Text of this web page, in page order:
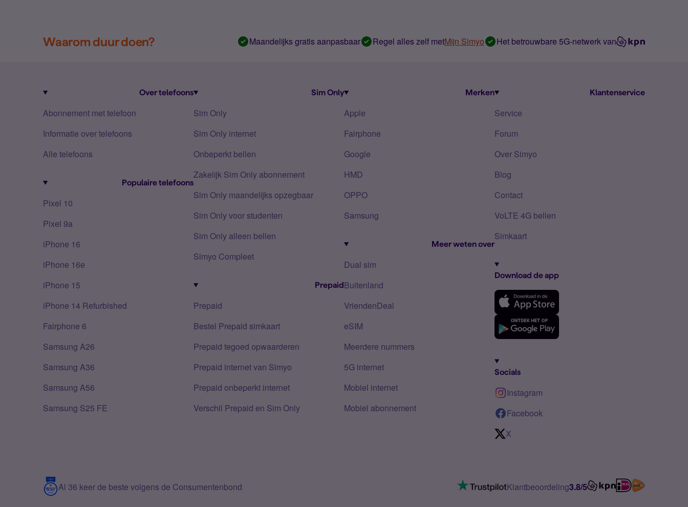
Waarom duur doen? Maandelijks gratis aanpasbaar Regel alles zelf metMijn Simyo Het betrouwbare 5G-netwerk van
Over telefoons
Abonnement met telefoon
Informatie over telefoons
Alle telefoons
Populaire telefoons
Pixel 10
Pixel 9a
iPhone 16
iPhone 16e
iPhone 15
iPhone 14 Refurbished
Fairphone 6
Samsung A26
Samsung A36
Samsung A56
Samsung S25 FE
Sim Only
Sim Only
Sim Only internet
Onbeperkt bellen
Zakelijk Sim Only abonnement
Sim Only maandelijks opzegbaar
Sim Only voor studenten
Sim Only alleen bellen
Simyo Compleet
Prepaid
Prepaid
Bestel Prepaid simkaart
Prepaid tegoed opwaarderen
Prepaid internet van Simyo
Prepaid onbeperkt internet
Verschil Prepaid en Sim Only
Merken
Apple
Fairphone
Google
HMD
OPPO
Samsung
Meer weten over
Dual sim
Buitenland
VriendenDeal
eSIM
Meerdere nummers
5G internet
Mobiel internet
Mobiel abonnement
Klantenservice
Service
Forum
Over Simyo
Blog
Contact
VoLTE 4G bellen
Simkaart
Download de app
Socials
Instagram
Facebook
X
Al 36 keer de beste volgens de Consumentenbond Klantbeoordeling3.8/5